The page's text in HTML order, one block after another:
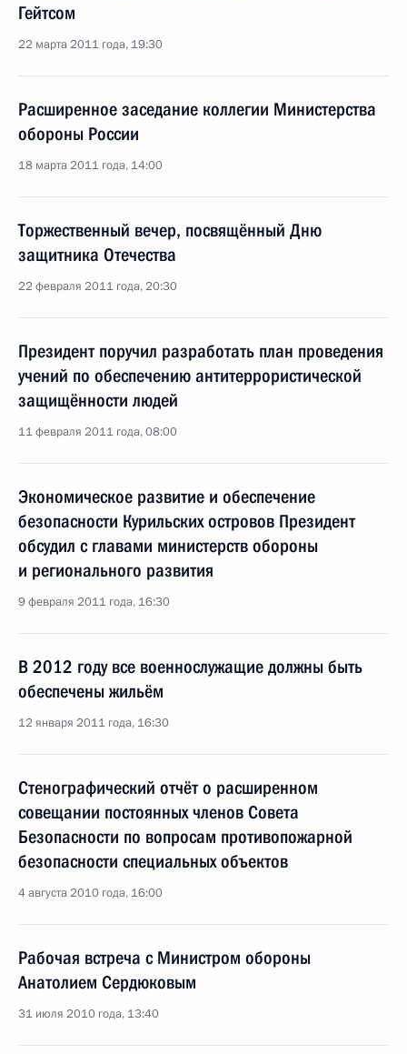
Гейтсом
22 марта 2011 года, 19:30
Расширенное заседание коллегии Министерства
обороны России
18 марта 2011 года, 14:00
Торжественный вечер, посвящённый Дню
защитника Отечества
22 февраля 2011 года, 20:30
Президент поручил разработать план проведения
учений по обеспечению антитеррористической
защищённости людей
11 февраля 2011 года, 08:00
Экономическое развитие и обеспечение
безопасности Курильских островов Президент
обсудил с главами министерств обороны
и регионального развития
9 февраля 2011 года, 16:30
В 2012 году все военнослужащие должны быть
обеспечены жильём
12 января 2011 года, 16:30
Стенографический отчёт о расширенном
совещании постоянных членов Совета
Безопасности по вопросам противопожарной
безопасности специальных объектов
4 августа 2010 года, 16:00
Рабочая встреча с Министром обороны
Анатолием Сердюковым
31 июля 2010 года, 13:40